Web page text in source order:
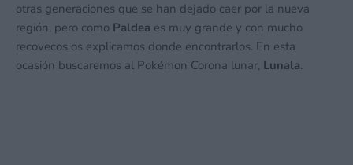
otras generaciones que se han dejado caer por la nueva
región, pero como Paldea es muy grande y con mucho
recovecos os explicamos donde encontrarlos. En esta
ocasión buscaremos al Pokémon Corona lunar, Lunala.